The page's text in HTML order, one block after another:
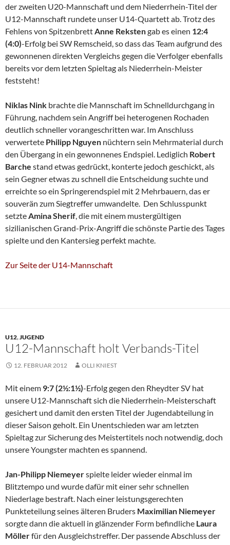
der zweiten U20-Mannschaft und dem Niederrhein-Titel der
U12-Mannschaft rundete unser U14-Quartett ab. Trotz des
Fehlens von SpitzenbrettAnne Rekstengab es einen 12:4
(4:0)-Erfolg bei SW Remscheid, so dass das Team aufgrund des
gewonnenen direkten Vergleichs gegen die Verfolger ebenfalls
bereits vor dem letzten Spieltag als Niederrhein-Meister
feststeht!
Niklas Nink brachte die Mannschaft im Schnelldurchgang in
Führung, nachdem sein Angriff bei heterogenen Rochaden
deutlich schneller vorangeschritten war. Im Anschluss
verwertete Philipp Nguyen nüchtern sein Mehrmaterial durch
den Übergang in ein gewonnenes Endspiel. Lediglich Robert
Barche stand etwas gedrückt, konterte jedoch geschickt, als
sein Gegner etwas zu schnell die Entscheidung suchte und
erreichte so ein Springerendspiel mit 2 Mehrbauern, das er
souverän zum Siegtreffer umwandelte. Den Schlusspunkt
setzteAmina Sherif, die mit einem mustergültigen
sizilianischen Grand-Prix-Angriff die schönste Partie des Tages
spielte und den Kantersieg perfekt machte.
Zur Seite der U14-Mannschaft
U12,JUGEND
U12-Mannschaft holt Verbands-Titel
12. FEBRUAR 2012 OLLI KNIEST
Mit einem 9:7 (2½:1½)-Erfolg gegen den Rheydter SV hat
unsere U12-Mannschaft sich die Niederrhein-Meisterschaft
gesichert und damit den ersten Titel der Jugendabteilung in
dieser Saison geholt. Ein Unentschieden war am letzten
Spieltag zur Sicherung des Meistertitels noch notwendig, doch
unsere Youngster machten es spannend.
Jan-Philipp Niemeyerspielte leider wieder einmal im
Blitztempo und wurde dafür mit einer sehr schnellen
Niederlage bestraft. Nach einer leistungsgerechten
Punkteteilung seines älteren Bruders Maximilian Niemeyer
sorgte dann die aktuell in glänzender Form befindliche Laura
Möllerfür den Ausgleichstreffer. Der passende Abschluss der